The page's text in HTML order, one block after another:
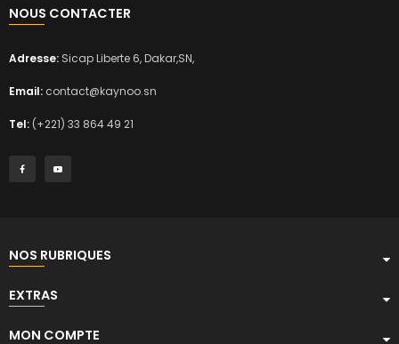
NOUS CONTACTER
Adresse: Sicap Liberte 6, Dakar,SN,
Email: contact@kaynoo.sn
Tel: (+221) 33 864 49 21
NOS RUBRIQUES
EXTRAS
MON COMPTE